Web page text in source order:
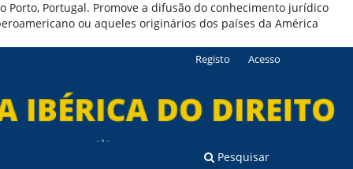
Porto, Portugal. Promove a difusão do conhecimento jurídico
ou aqueles originários dos países da América
Pesquisar
Registo Acesso